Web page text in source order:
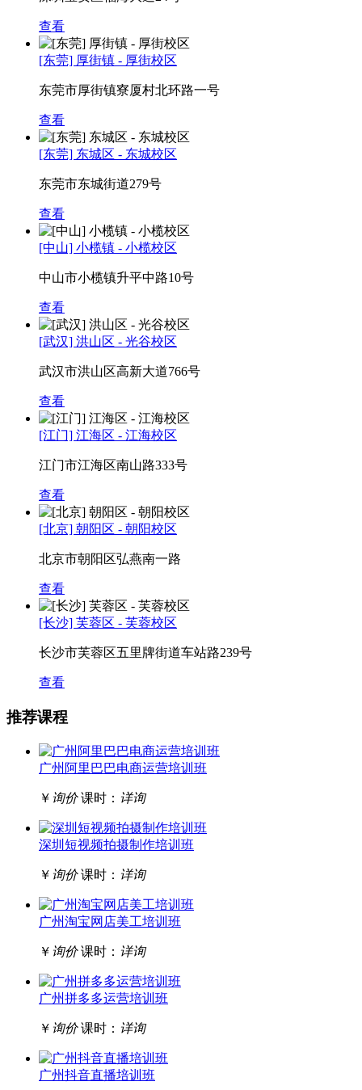
查看
[东莞] 厚街镇 - 厚街校区
东莞市厚街镇寮厦村北环路一号
查看
[东莞] 东城区 - 东城校区
东莞市东城街道279号
查看
[中山] 小榄镇 - 小榄校区
中山市小榄镇升平中路10号
查看
[武汉] 洪山区 - 光谷校区
武汉市洪山区高新大道766号
查看
[江门] 江海区 - 江海校区
江门市江海区南山路333号
查看
[北京] 朝阳区 - 朝阳校区
北京市朝阳区弘燕南一路
查看
[长沙] 芙蓉区 - 芙蓉校区
长沙市芙蓉区五里牌街道车站路239号
查看
推荐课程
广州阿里巴巴电商运营培训班
￥ 询价 课时： 详询
深圳短视频拍摄制作培训班
￥ 询价 课时： 详询
广州淘宝网店美工培训班
￥ 询价 课时： 详询
广州拼多多运营培训班
￥ 询价 课时： 详询
广州抖音直播培训班